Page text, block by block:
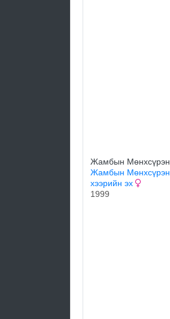
Жамбын Мөнхсүрэн
Жамбын
хээрийн эх
1999